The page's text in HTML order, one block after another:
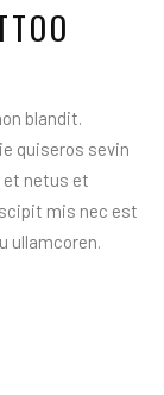
blandit.
quiseros sevin
netus et
mis nec est
ullamcoren.